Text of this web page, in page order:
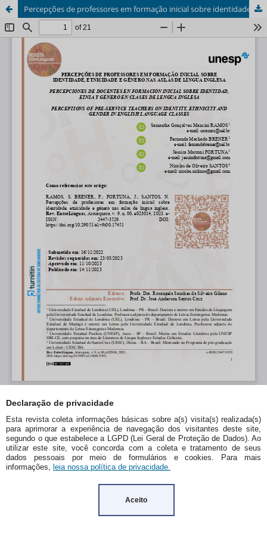
Declaração de privacidade
Esta revista coleta informações básicas sobre a(s) visita(s) realizada(s)
para aprimorar a experiência de navegação dos visitantes deste site,
segundo o que estabelece a LGPD (Lei Geral de Proteção de Dados). Ao
utilizar este site, você concorda com a coleta e tratamento de seus
dados pessoais por meio de formulários e cookies. Para mais
informações, leia nossa política de privacidade.
Aceito
Percepções de professores em formação inicial sobre identidade, etnicidade e gênero nas aulas de língua inglesa